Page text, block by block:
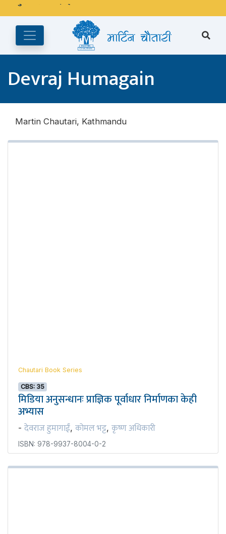
अङ्ग्रेजी महिनाको प्रत्येक दोस्रो र चौथो शुक्रबार मार्टिन चौतारी र यसको
पुस्तकालय बन्द रहने छ ।
Devraj Humagain
Martin Chautari, Kathmandu
Chautari Book Series
CBS: 35
मिडिया अनुसन्धानः प्राज्ञिक पूर्वाधार निर्माणका केही
अभ्यास
- देवराज हुमागाईं, कोमल भट्ट, कृष्ण अधिकारी
ISBN: 978-9937-8004-0-2